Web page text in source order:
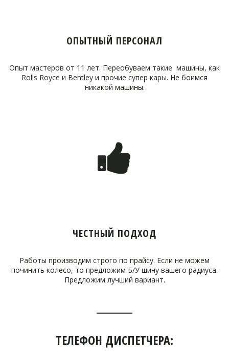
ОПЫТНЫЙ ПЕРСОНАЛ
Опыт мастеров от 11 лет. Переобуваем такие машины, как
Rolls Royce и Bentley и прочие супер кары. Не боимся
никакой машины.
ЧЕСТНЫЙ ПОДХОД
Работы производим строго по прайсу. Если не можем
починить колесо, то предложим Б/У шину вашего радиуса.
Предложим лучший вариант.
ТЕЛЕФОН ДИСПЕТЧЕРА: